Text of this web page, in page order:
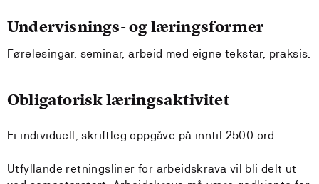
Undervisnings- og læringsformer
Førelesingar, seminar, arbeid med eigne tekstar, praksis.
Obligatorisk læringsaktivitet
Ei individuell, skriftleg oppgåve på inntil 2500 ord.
Utfyllande retningsliner for arbeidskrava vil bli delt ut